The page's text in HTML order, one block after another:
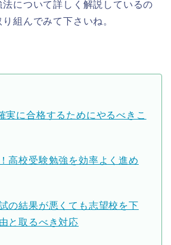
について詳しく解説しているの
組んでみて下さいね。
実に合格するためにやるべきこ
高校受験勉強を効率よく進め
の結果が悪くても志望校を下
と取るべき対応